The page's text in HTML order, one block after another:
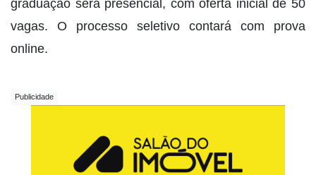
graduação será presencial, com oferta inicial de 50
vagas. O processo seletivo contará com prova
online.